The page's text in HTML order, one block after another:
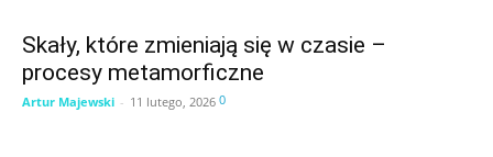
Skały, które zmieniają się w czasie –
procesy metamorficzne
Artur Majewski - 11 lutego, 2026 0